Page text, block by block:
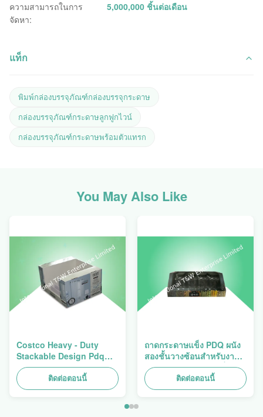
ความสามารถในการ
จัดหา:
5,000,000 ชิ้นต่อเดือน
แท็ก
พิมพ์กล่องบรรจุภัณฑ์กล่องบรรจุกระดาษ
กล่องบรรจุภัณฑ์กระดาษลูกฟูกไวน์
กล่องบรรจุภัณฑ์กระดาษพร้อมตัวแทรก
You May Also Like
Costco Heavy - Duty
Stackable Design Pdq
Trays To Selling Curtain ,
Load 100kgsติดต่อตอนนี้
ถาดกระดาษแข็ง PDQ ผนัง
สองชั้นวางซ้อนสำหรับงาน
หนักสำหรับส่งเสริมเครื่อง
เทศ/อาหารติดต่อตอนนี้